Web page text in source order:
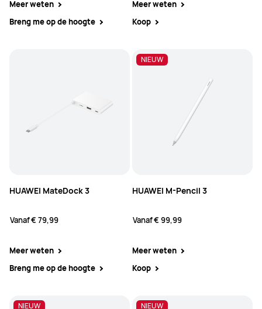
Meer weten
Breng me op de hoogte
Meer weten
Koop
HUAWEI MateDock 3
Vanaf€ 79,99
Meer weten
Breng me op de hoogte
NIEUW
HUAWEI M-Pencil 3
Vanaf€ 99,99
Meer weten
Koop
NIEUW NIEUW
NIEUW